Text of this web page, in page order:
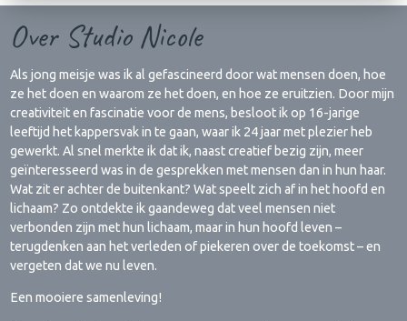
Over Studio Nicole
Als jong meisje was ik al gefascineerd door wat mensen doen, hoe
ze het doen en waarom ze het doen, en hoe ze eruitzien. Door mijn
creativiteit en fascinatie voor de mens, besloot ik op 16-jarige
leeftijd het kappersvak in te gaan, waar ik 24 jaar met plezier heb
gewerkt. Al snel merkte ik dat ik, naast creatief bezig zijn, meer
geïnteresseerd was in de gesprekken met mensen dan in hun haar.
Wat zit er achter de buitenkant? Wat speelt zich af in het hoofd en
lichaam? Zo ontdekte ik gaandeweg dat veel mensen niet
verbonden zijn met hun lichaam, maar in hun hoofd leven –
terugdenken aan het verleden of piekeren over de toekomst – en
vergeten dat we nu leven.
Een mooiere samenleving!